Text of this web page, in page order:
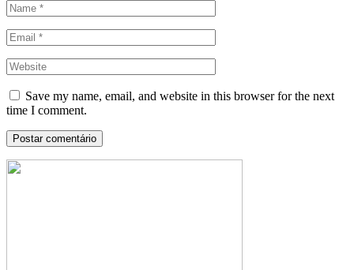
Save my name, email, and website in this browser for the next
time I comment.